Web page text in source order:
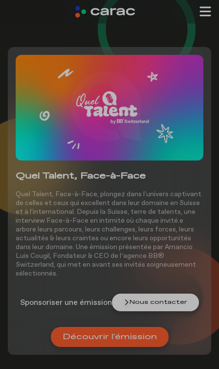
Quel Talent, Face-à-Face
Quel Talent, Face-à-Face, plongez dans l'univers captivant
de celles et ceux qui excellent dans leur domaine en Suisse
et à l'international. Depuis la Suisse, terre de talents, une
interview Face-à-Face en intimité où chaque invité.e
arbore leurs parcours, leurs challenges, leurs forces, leurs
actualités & leurs craintes ou encore leurs opportunités
dans leur domaine. Une émission présentée par Amancio
Luis Cougil, Fondateur & CEO de l’agence BB®
Switzerland, qui met en avant ses invités soigneusement
sélectionnés.
Sponsoriser une émission Nous contacter
Découvrir l'émission